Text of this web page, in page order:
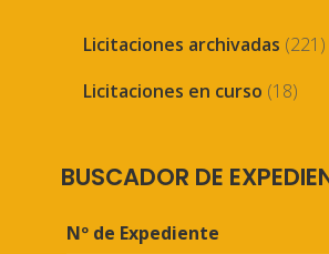
Licitaciones archivadas (221)
Licitaciones en curso (18)
BUSCADOR DE
Nº de Expediente